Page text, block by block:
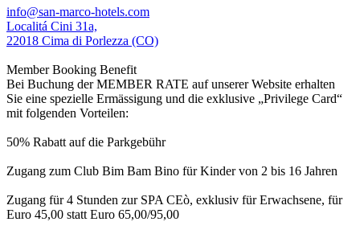
info@san-marco-hotels.com
Localitá Cini 31a,
22018 Cima di Porlezza (CO)
Member Booking Benefit
Bei Buchung der MEMBER RATE auf unserer Website erhalten
Sie eine spezielle Ermässigung und die exklusive „Privilege Card“
mit folgenden Vorteilen:
50% Rabatt auf die Parkgebühr
Zugang zum Club Bim Bam Bino für Kinder von 2 bis 16 Jahren
Zugang für 4 Stunden zur SPA CEò, exklusiv für Erwachsene, für
Euro 45,00 statt Euro 65,00/95,00